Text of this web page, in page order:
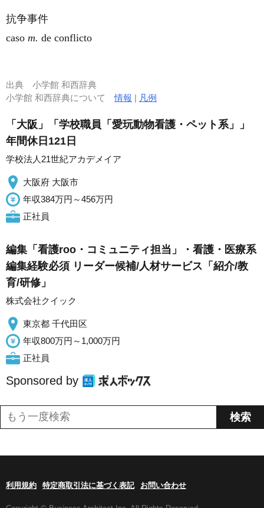
抗争事件
caso m. de conflicto
出典 小学館 和西辞典
小学館 和西辞典について情報 | 凡例
「大阪」「学校職員「愛玩動物看護・ペット系」」
年間休日121日
学校法人21世紀アカデメイア
大阪府 大阪市
年収384万円～456万円
正社員
編集「看護roo・コミュニティ担当」・看護・医療系
編集経験必須 リーダー候補/人材サービス「紹介/教
育/研修」
株式会社クイック
東京都 千代田区
年収800万円～1,000万円
正社員
Sponsored by
利用規約 特定商取引法に基づく表記 お問い合わせ